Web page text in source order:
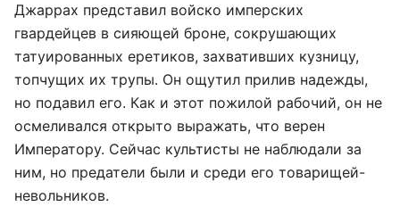
Джаррах представил войско имперских
гвардейцев в сияющей броне, сокрушающих
татуированных еретиков, захвативших кузницу,
топчущих их трупы. Он ощутил прилив надежды,
но подавил его. Как и этот пожилой рабочий, он не
осмеливался открыто выражать, что верен
Императору. Сейчас культисты не наблюдали за
ним, но предатели были и среди его товарищей-
невольников.